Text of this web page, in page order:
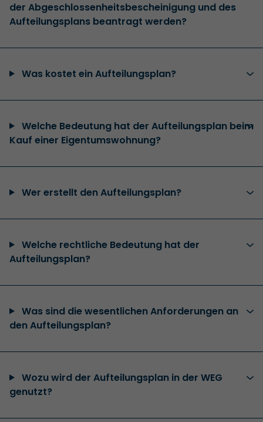
der Abgeschlossenheitsbescheinigung und des
Aufteilungsplans beantragt werden?
Was kostet ein Aufteilungsplan?
Welche Bedeutung hat der Aufteilungsplan beim
Kauf einer Eigentumswohnung?
Wer erstellt den Aufteilungsplan?
Welche rechtliche Bedeutung hat der
Aufteilungsplan?
Was sind die wesentlichen Anforderungen an
den Aufteilungsplan?
Wozu wird der Aufteilungsplan in der WEG
genutzt?